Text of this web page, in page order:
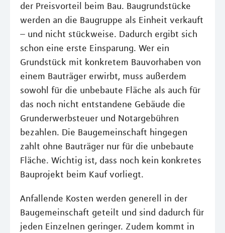
der Preisvorteil beim Bau. Baugrundstücke
werden an die Baugruppe als Einheit verkauft
– und nicht stückweise. Dadurch ergibt sich
schon eine erste Einsparung. Wer ein
Grundstück mit konkretem Bauvorhaben von
einem Bauträger erwirbt, muss außerdem
sowohl für die unbebaute Fläche als auch für
das noch nicht entstandene Gebäude die
Grunderwerbsteuer und Notargebühren
bezahlen. Die Baugemeinschaft hingegen
zahlt ohne Bauträger nur für die unbebaute
Fläche. Wichtig ist, dass noch kein konkretes
Bauprojekt beim Kauf vorliegt.
Anfallende Kosten werden generell in der
Baugemeinschaft geteilt und sind dadurch für
jeden Einzelnen geringer. Zudem kommt in